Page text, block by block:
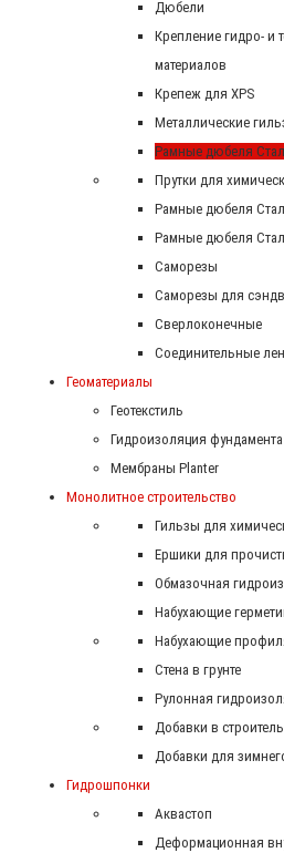
Дюбели
Крепление гидро- и
материалов
Крепеж для XPS
Металлические
Рамные дюбеля
Прутки для
Рамные дюбеля
Рамные дюбеля
Саморезы
Саморезы для
Сверлоконечные
Соединительные
Геоматериалы
Геотекстиль
Гидроизоляция фундамента
Мембраны Planter
Монолитное строительство
Гильзы для
Ершики для
Обмазочная
Набухающие
Набухающие
Стена в грунте
Рулонная
Добавки в
Добавки для
Гидрошпонки
Аквастоп
Деформационная